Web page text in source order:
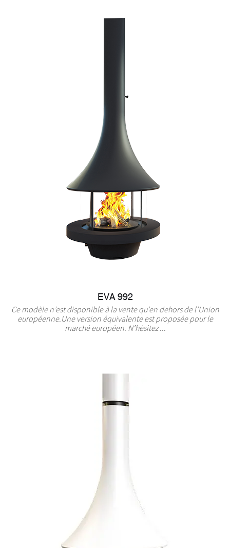
EVA 992
Ce modèle n’est disponible à la vente qu’en dehors de l’Union
européenne.Une version équivalente est proposée pour le
marché européen. N’hésitez ...